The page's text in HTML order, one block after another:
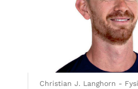
Christian J. Langhorn -